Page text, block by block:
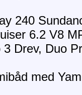
240
6.2 V8
3 Drev, Duo
med